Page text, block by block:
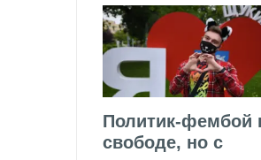
Политик-фембой
свободе, но с